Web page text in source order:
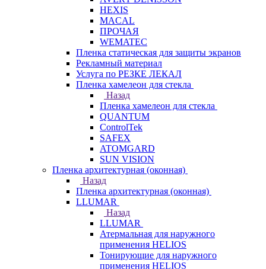
HEXIS
MACAL
ПРОЧАЯ
WEMATEC
Пленка статическая для защиты экранов
Рекламный материал
Услуга по РЕЗКЕ ЛЕКАЛ
Пленка хамелеон для стекла
Назад
Пленка хамелеон для стекла
QUANTUM
ControlTek
SAFEX
ATOMGARD
SUN VISION
Пленка архитектурная (оконная)
Назад
Пленка архитектурная (оконная)
LLUMAR
Назад
LLUMAR
Атермальная для наружного
применения HELIOS
Тонирующие для наружного
применения HELIOS